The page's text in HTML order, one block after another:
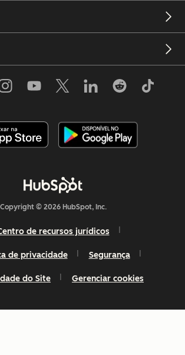
Copyright © 2026 HubSpot, Inc.
de recursos jurídicos
de privacidade Segurança
do Site Gerenciar cookies